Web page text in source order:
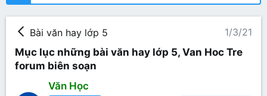
Bài văn hay lớp 5
1/3/21
Mục lục những bài văn hay lớp 5, Van Hoc Tre
forum biên soạn
Văn Học